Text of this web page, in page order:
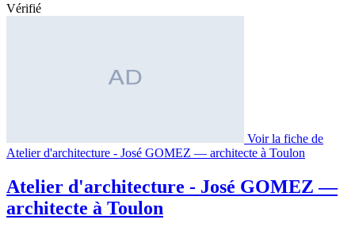
Vérifié
Voir la fiche de
Atelier d'architecture - José GOMEZ — architecte à Toulon
Atelier d'architecture - José GOMEZ —
architecte à Toulon